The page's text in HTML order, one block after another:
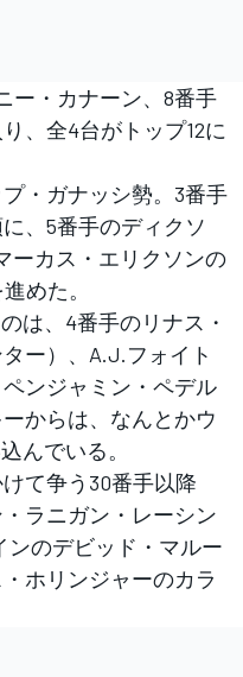
ー・カナーン、8番手
、全4台がトップ12に
・ガナッシ勢。3番手
、5番手のディクソ
ーカス・エリクソンの
めた。
は、4番手のリナス・
ー）、A.J.フォイト
ンジャミン・ペデル
からは、なんとかウ
んでいる。
て争う30番手以降
ラニガン・レーシン
ンのデビッド・マルー
ホリンジャーのカラ